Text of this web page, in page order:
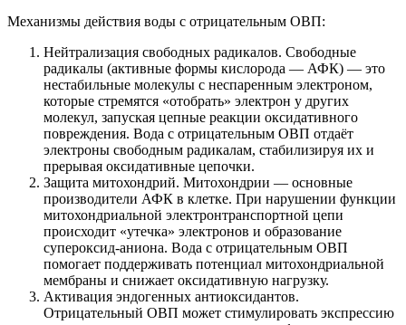
Механизмы действия воды с отрицательным ОВП:
Нейтрализация свободных радикалов. Свободные
радикалы (активные формы кислорода — АФК) — это
нестабильные молекулы с неспаренным электроном,
которые стремятся «отобрать» электрон у других
молекул, запуская цепные реакции оксидативного
повреждения. Вода с отрицательным ОВП отдаёт
электроны свободным радикалам, стабилизируя их и
прерывая оксидативные цепочки.
Защита митохондрий. Митохондрии — основные
производители АФК в клетке. При нарушении функции
митохондриальной электронтранспортной цепи
происходит «утечка» электронов и образование
супероксид-аниона. Вода с отрицательным ОВП
помогает поддерживать потенциал митохондриальной
мембраны и снижает оксидативную нагрузку.
Активация эндогенных антиоксидантов.
Отрицательный ОВП может стимулировать экспрессию